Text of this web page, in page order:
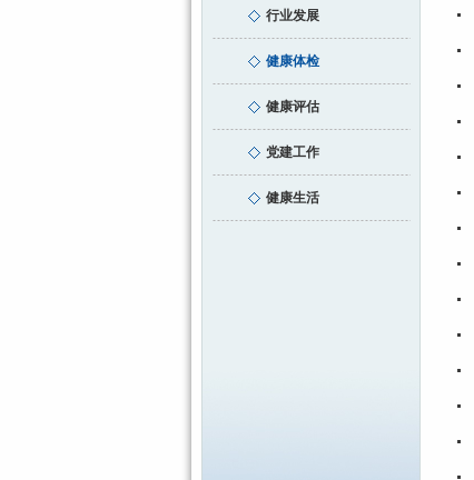
行业发展
健康体检
健康评估
党建工作
健康生活